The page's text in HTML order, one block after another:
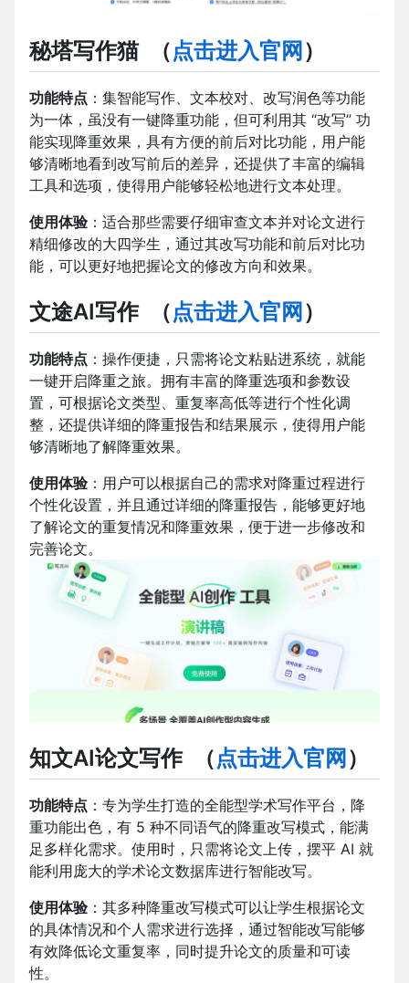
秘塔写作猫（点击进入官网）
功能特点 ：集智能写作、文本校对、改写润色等功能
为一体，虽没有一键降重功能，但可利用其 “改写” 功
能实现降重效果，具有方便的前后对比功能，用户能
够清晰地看到改写前后的差异，还提供了丰富的编辑
工具和选项，使得用户能够轻松地进行文本处理。
使用体验：适合那些需要仔细审查文本并对论文进行
精细修改的大四学生，通过其改写功能和前后对比功
能，可以更好地把握论文的修改方向和效果。
文途AI写作（点击进入官网 ）
功能特点 ：操作便捷，只需将论文粘贴进系统，就能
一键开启降重之旅。拥有丰富的降重选项和参数设
置，可根据论文类型、重复率高低等进行个性化调
整，还提供详细的降重报告和结果展示，使得用户能
够清晰地了解降重效果。
使用体验：用户可以根据自己的需求对降重过程进行
个性化设置，并且通过详细的降重报告，能够更好地
了解论文的重复情况和降重效果，便于进一步修改和
完善论文。
知文AI论文写作（点击进入官网）
功能特点 ：专为学生打造的全能型学术写作平台，降
重功能出色，有 5 种不同语气的降重改写模式，能满
足多样化需求。使用时，只需将论文上传，摆平 AI 就
能利用庞大的学术论文数据库进行智能改写。
使用体验：其多种降重改写模式可以让学生根据论文
的具体情况和个人需求进行选择，通过智能改写能够
有效降低论文重复率，同时提升论文的质量和可读
性。